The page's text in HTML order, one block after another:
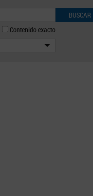
BUSCAR
Contenido exacto